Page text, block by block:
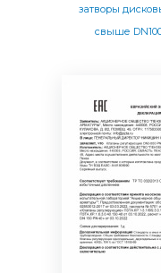
затворы
свыше